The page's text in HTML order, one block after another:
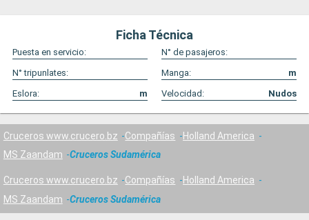
Ficha Técnica
Puesta en servicio:
N° de pasajeros:
N° tripunlates:
Manga:
m
Eslora:
m Velocidad: Nudos
Cruceros www.crucero.bz Compañías
Holland America
MS Zaandam
Cruceros Sudamérica
Cruceros www.crucero.bz Compañías
Holland America
MS Zaandam
Cruceros Sudamérica